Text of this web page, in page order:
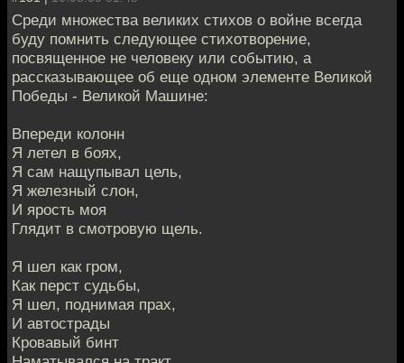
Среди множества великих стихов о войне всегда
буду помнить следующее стихотворение,
посвященное не человеку или событию, а
рассказывающее об еще одном элементе Великой
Победы - Великой Машине:
Впереди колонн
Я летел в боях,
Я сам нащупывал цель,
Я железный слон,
И ярость моя
Глядит в смотровую щель.
Я шел как гром,
Как перст судьбы,
Я шел, поднимая прах,
И автострады
Кровавый бинт